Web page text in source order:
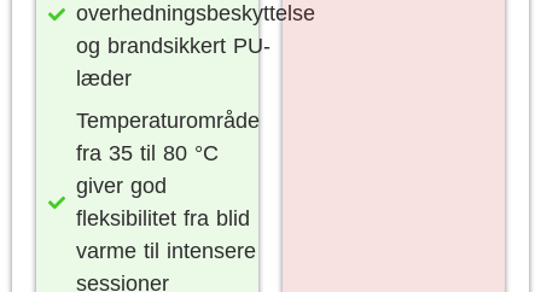
overhedningsbeskyttelse
og brandsikkert PU-
læder
Temperaturområde
fra 35 til 80 °C
giver god
fleksibilitet fra blid
varme til intensere
sessioner